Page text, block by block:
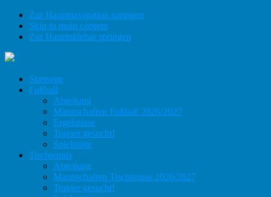
Zur Hauptnavigation springen
Skip to main content
Zur Hauptsidebar springen
Startseite
Fußball
Abteilung
Mannschaften Fußball 2026/2027
Ergebnisse
Trainer gesucht!
Spielstätte
Tischtennis
Abteilung
Mannschaften Tischtennis 2026/2027
Trainer gesucht!